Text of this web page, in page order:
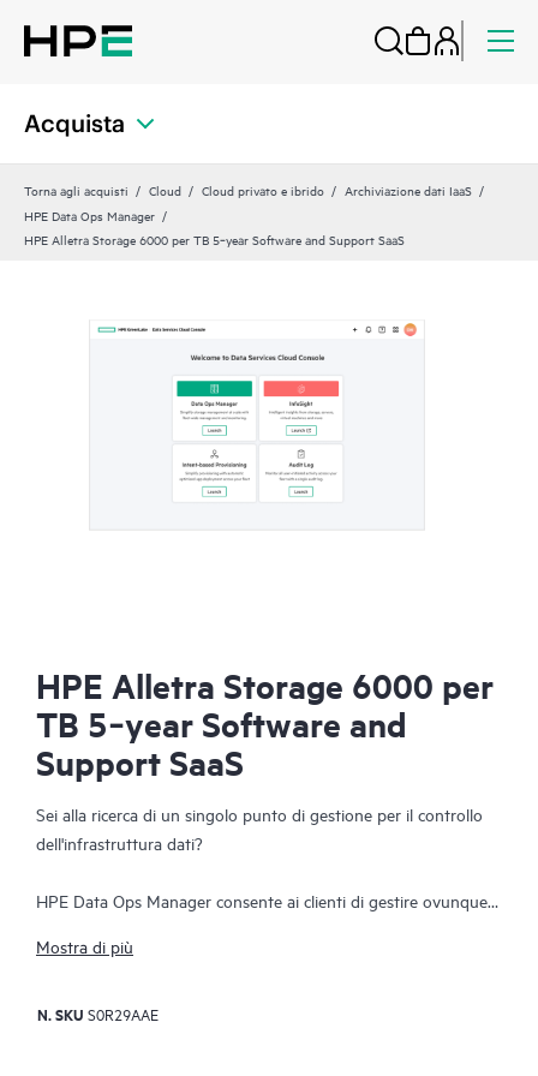
Acquista
Torna agli acquisti Cloud Cloud privato e ibrido
Archiviazione dati IaaS
HPE Data Ops Manager
HPE Alletra Storage 6000 per TB 5‑year Software and Support SaaS
HPE Alletra Storage 6000 per
TB 5‑year Software and
Support SaaS
Sei alla ricerca di un singolo punto di gestione per il controllo
dell'infrastruttura dati?
HPE Data Ops Manager consente ai clienti di gestire ovunque il
infrastruttura con l'agilità del cloud. Garantire la gestione
l'infrastruttura dati edge to cloud da un'unica interfaccia web.
Mostra di più
N. SKU S0R29AAE